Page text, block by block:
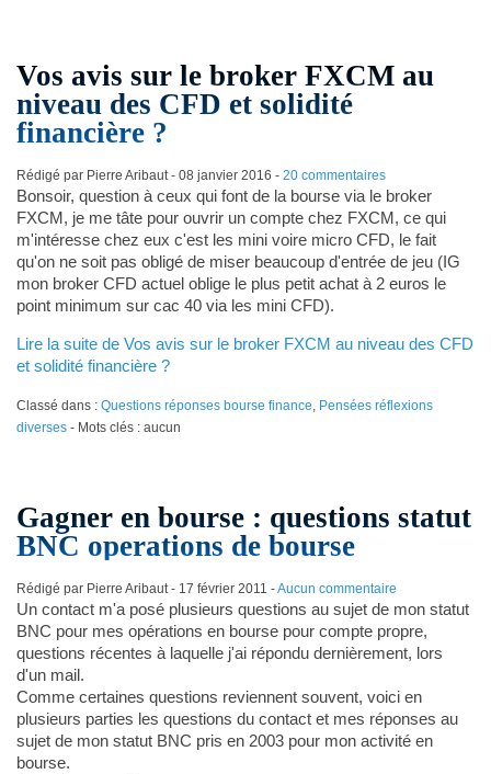
Vos avis sur le broker FXCM au
niveau des CFD et solidité
financière ?
Rédigé par Pierre Aribaut - 08 janvier 2016 - 20 commentaires
Bonsoir, question à ceux qui font de la bourse via le broker
FXCM, je me tâte pour ouvrir un compte chez FXCM, ce qui
m'intéresse chez eux c'est les mini voire micro CFD, le fait
qu'on ne soit pas obligé de miser beaucoup d'entrée de jeu (IG
mon broker CFD actuel oblige le plus petit achat à 2 euros le
point minimum sur cac 40 via les mini CFD).
Lire la suite de Vos avis sur le broker FXCM au niveau des CFD
et solidité financière ?
Classé dans : Questions réponses bourse finance, Pensées réflexions
diverses- Mots clés : aucun
Gagner en bourse : questions statut
BNC operations de bourse
Rédigé par Pierre Aribaut - 17 février 2011 -Aucun commentaire
Un contact m'a posé plusieurs questions au sujet de mon statut
BNC pour mes opérations en bourse pour compte propre,
questions récentes à laquelle j'ai répondu dernièrement, lors
d'un mail.
Comme certaines questions reviennent souvent, voici en
plusieurs parties les questions du contact et mes réponses au
sujet de mon statut BNC pris en 2003 pour mon activité en
bourse.